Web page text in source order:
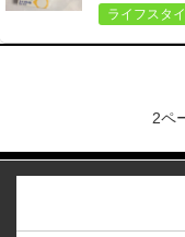
ライフスタ
2ペ